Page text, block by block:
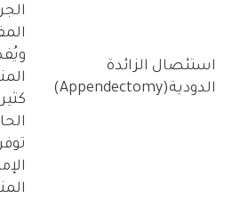
استئصال الزائدة
الدودية(Appendectomy)
توفر